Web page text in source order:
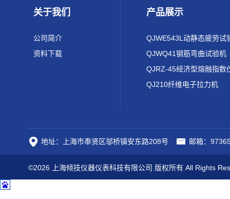
关于我们
公司简介
资料下载
产品展示
QJWE543L动静态疲劳试
QJWQ41钢筋弯曲试验机
QJRZ-45经济型熔融指数
QJ210纤维电子拉力机
地址：上海市奉贤区邬桥镇安东路208号 邮箱：
©2026 上海倾技仪器仪表科技有限公司 版权所有 All Rights